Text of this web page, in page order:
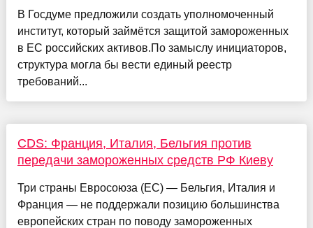
В Госдуме предложили создать уполномоченный
институт, который займётся защитой замороженных
в ЕС российских активов.По замыслу инициаторов,
структура могла бы вести единый реестр
требований...
CDS: Франция, Италия, Бельгия против
передачи замороженных средств РФ Киеву
Три страны Евросоюза (ЕС) — Бельгия, Италия и
Франция — не поддержали позицию большинства
европейских стран по поводу замороженных